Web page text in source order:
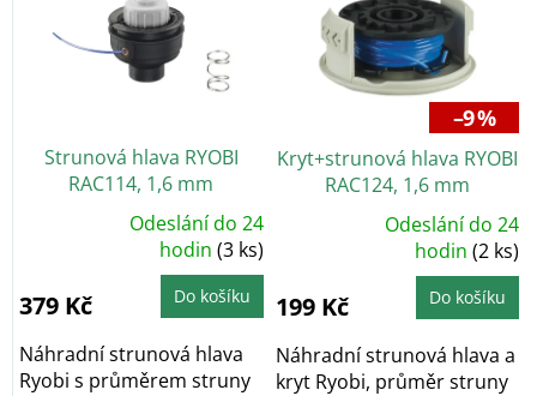
Strunová hlava RYOBI
RAC114, 1,6 mm
5,0
z
5
Odeslání do 24
hodin (3 ks)
379 Kč Do košíku
Náhradní strunová hlava
Ryobi s průměrem struny
–9 %
Kryt+strunová hlava RYOBI
RAC124, 1,6 mm
5,0
z
5
Odeslání do 24
hodin(2 ks)
199 Kč Do košíku
Náhradní strunová hlava a
kryt Ryobi, průměr struny